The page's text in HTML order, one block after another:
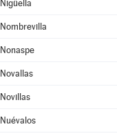
Nigüella
Nombrevilla
Nonaspe
Novallas
Novillas
Nuévalos